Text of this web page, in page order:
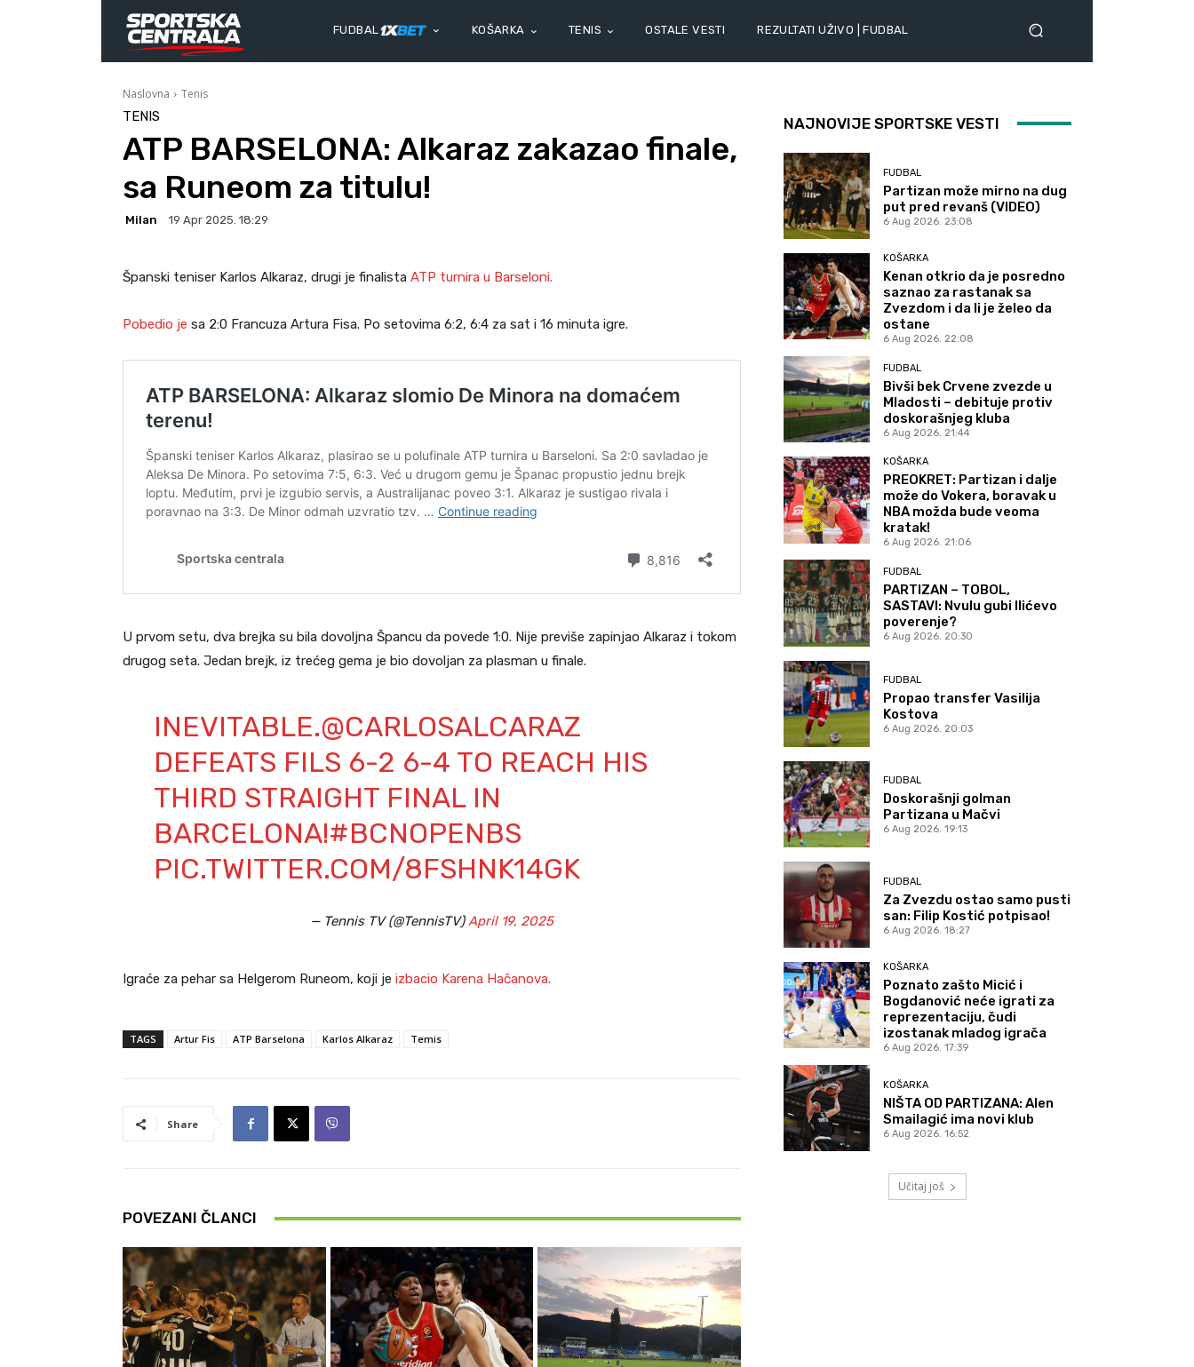
FUDBAL KOŠARKA TENIS OSTALE VESTI REZULTATI UŽIVO | FUDBAL
Naslovna Tenis
TENIS
ATP BARSELONA: Alkaraz zakazao finale,
sa Runeom za titulu!
Milan 19 Apr 2025. 18:29
Španski teniser Karlos Alkaraz, drugi je finalista ATP turnira u Barseloni.
Pobedio je sa 2:0 Francuza Artura Fisa. Po setovima 6:2, 6:4 za sat i 16 minuta igre.
U prvom setu, dva brejka su bila dovoljna Špancu da povede 1:0. Nije previše zapinjao Alkaraz i tokom
drugog seta. Jedan brejk, iz trećeg gema je bio dovoljan za plasman u finale.
INEVITABLE.@CARLOSALCARAZ
DEFEATS FILS 6-2 6-4 TO REACH HIS
THIRD STRAIGHT FINAL IN
BARCELONA!#BCNOPENBS
PIC.TWITTER.COM/8FSHNK14GK
— Tennis TV (@TennisTV)April 19, 2025
Igraće za pehar sa Helgerom Runeom, koji je izbacio Karena Hačanova.
TAGS Artur Fis ATP Barselona Karlos Alkaraz Temis
Share
POVEZANI ČLANCI
NAJNOVIJE SPORTSKE VESTI
FUDBAL
Partizan može mirno na dug
put pred revanš (VIDEO)
6 Aug 2026. 23:08
KOŠARKA
Kenan otkrio da je posredno
saznao za rastanak sa
Zvezdom i da li je želeo da
ostane
6 Aug 2026. 22:08
FUDBAL
Bivši bek Crvene zvezde u
Mladosti – debituje protiv
doskorašnjeg kluba
6 Aug 2026. 21:44
KOŠARKA
PREOKRET: Partizan i dalje
može do Vokera, boravak u
NBA možda bude veoma
kratak!
6 Aug 2026. 21:06
FUDBAL
PARTIZAN – TOBOL,
SASTAVI: Nvulu gubi Ilićevo
poverenje?
6 Aug 2026. 20:30
FUDBAL
Propao transfer Vasilija
Kostova
6 Aug 2026. 20:03
FUDBAL
Doskorašnji golman
Partizana u Mačvi
6 Aug 2026. 19:13
FUDBAL
Za Zvezdu ostao samo pusti
san: Filip Kostić potpisao!
6 Aug 2026. 18:27
KOŠARKA
Poznato zašto Micić i
Bogdanović neće igrati za
reprezentaciju, čudi
izostanak mladog igrača
6 Aug 2026. 17:39
KOŠARKA
NIŠTA OD PARTIZANA: Alen
Smailagić ima novi klub
6 Aug 2026. 16:52
Učitaj još